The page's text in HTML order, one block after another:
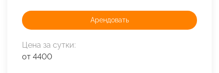
Арендовать
Цена за сутки:
от 4400